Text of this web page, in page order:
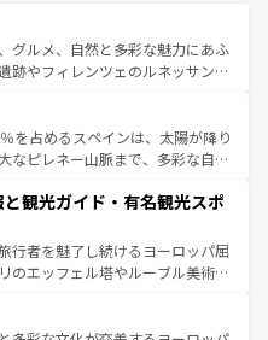
グルメ、自然と多彩な魅力にあふ
跡やフィレンツェのルネッサンス
い田園風景やアマルフィ海岸の絶
せない。観光の合間には、本場の
のイタリア料理を堪能することも
、忘れられない旅をしてみよう！
報は
を占めるスペインは、太陽が降り
なピレネー山脈まで、多彩な自然
、情熱的なフラメンコ、熱気あふ
いタパスが生活の一部となってい
練された雰囲気や、バルセロナの
、地方では古代ローマ遺跡や中世
や気候が異なるスペインはその個
性で訪れる人を魅了する。 なお、新着のスペイン情報は コ
観光ガイド・有名観光スポ
行者を魅了し続けるヨーロッパ屈
のエッフェル塔やルーブル美術館
ている。華麗な宮殿、歴史的な大